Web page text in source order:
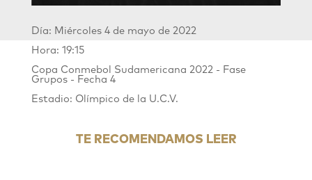
Día: Miércoles 4 de mayo de 2022
Hora: 19:15
Copa Conmebol Sudamericana 2022 - Fase
Grupos - Fecha 4
Estadio: Olímpico de la U.C.V.
TE RECOMENDAMOS LEER